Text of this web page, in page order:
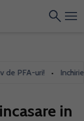
PFA-uri! • Inchiriezi
in